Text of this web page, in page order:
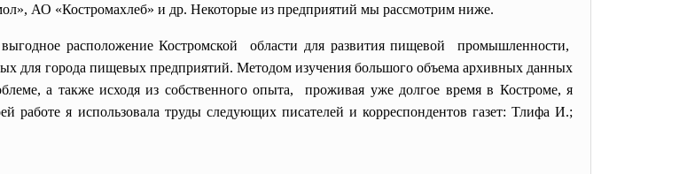
АО «Костромахлеб» и др. Некоторые из предприятий мы рассмотрим ниже.
расположение Костромской области для развития пищевой промышленности,
для города пищевых предприятий. Методом изучения большого объема архивных данных
а также исходя из собственного опыта, проживая уже долгое время в Костроме, я
работе я использовала труды следующих писателей и корреспондентов газет: Тлифа И.;